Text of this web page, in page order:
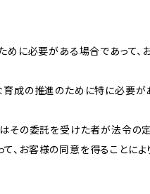
めに必要がある場合であって
育成の推進のために特に必要が
はその委託を受けた者が法令の
、お客様の同意を得ることに